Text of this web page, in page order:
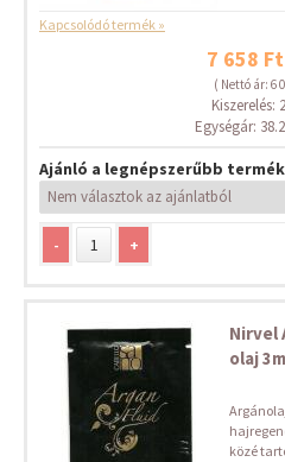
Kapcsolódó termék »
7 658
( Nettó ár: 6
Kiszerelés:
Egységár:
Ajánló a legnépszerűbb
- +
Nirvel
olaj
közé